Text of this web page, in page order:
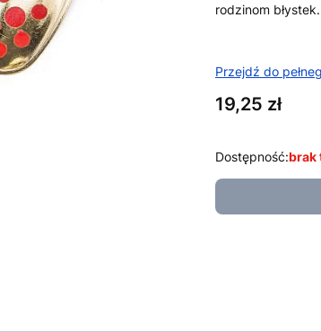
rodzinom
Przejdź do
Cena
19,25 zł
Dostępność:brak